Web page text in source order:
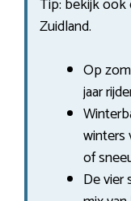
Zuidland.
Op
jaar
winters
of
De vier